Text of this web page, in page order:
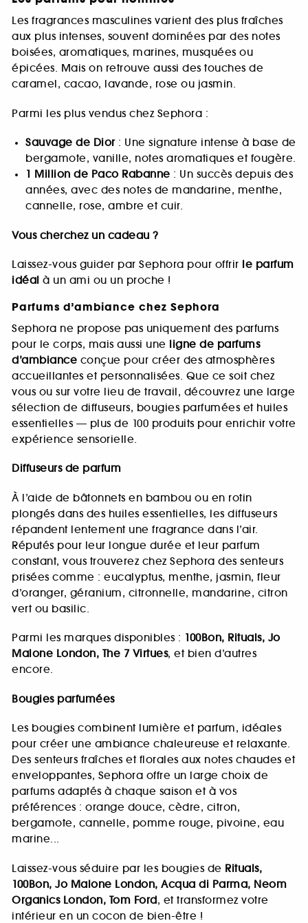
Les fragrances masculines varient des plus fraîches
aux plus intenses, souvent dominées par des notes
boisées, aromatiques, marines, musquées ou
épicées. Mais on retrouve aussi des touches de
caramel, cacao, lavande, rose ou jasmin.
Parmi les plus vendus chez Sephora :
Sauvage de Dior: Une signature intense à base de
bergamote, vanille, notes aromatiques et fougère.
1 Million de Paco Rabanne : Un succès depuis des
années, avec des notes de mandarine, menthe,
cannelle, rose, ambre et cuir.
Vous cherchez un cadeau ?
Laissez-vous guider par Sephora pour offrir le parfum
idéal à un ami ou un proche !
Parfums d’ambiance chez Sephora
Sephora ne propose pas uniquement des parfums
pour le corps, mais aussi une ligne de parfums
d’ambiance conçue pour créer des atmosphères
accueillantes et personnalisées. Que ce soit chez
vous ou sur votre lieu de travail, découvrez une large
sélection de diffuseurs, bougies parfumées et huiles
essentielles — plus de 100 produits pour enrichir votre
expérience sensorielle.
Diffuseurs de parfum
À l’aide de bâtonnets en bambou ou en rotin
plongés dans des huiles essentielles, les diffuseurs
répandent lentement une fragrance dans l’air.
Réputés pour leur longue durée et leur parfum
constant, vous trouverez chez Sephora des senteurs
prisées comme : eucalyptus, menthe, jasmin, fleur
d’oranger, géranium, citronnelle, mandarine, citron
vert ou basilic.
Parmi les marques disponibles : 100Bon, Rituals, Jo
Malone London, The 7 Virtues, et bien d’autres
encore.
Bougies parfumées
Les bougies combinent lumière et parfum, idéales
pour créer une ambiance chaleureuse et relaxante.
Des senteurs fraîches et florales aux notes chaudes et
enveloppantes, Sephora offre un large choix de
parfums adaptés à chaque saison et à vos
préférences : orange douce, cèdre, citron,
bergamote, cannelle, pomme rouge, pivoine, eau
marine...
Laissez-vous séduire par les bougies de Rituals,
100Bon, Jo Malone London, Acqua di Parma, Neom
Organics London, Tom Ford, et transformez votre
intérieur en un cocon de bien-être !